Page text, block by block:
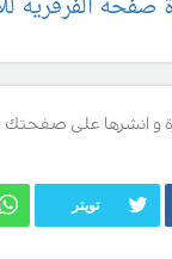
و انشرها على صفحتك
تويتر